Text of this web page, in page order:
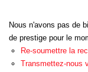
Plus de
Nous n'avons pas de
de prestige pour le
Re-soumettre la
Transmettez-nous